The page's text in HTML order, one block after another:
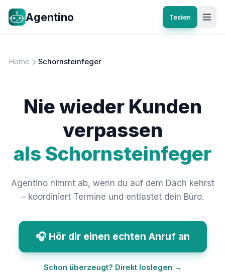
Agentino Testen
Home Schornsteinfeger
Nie wieder Kunden
verpassen
als Schornsteinfeger
Agentino nimmt ab, wenn du auf dem Dach kehrst
– koordiniert Termine und entlastet dein Büro.
🎧 Hör dir einen echten Anruf an
Schon überzeugt? Direkt loslegen →